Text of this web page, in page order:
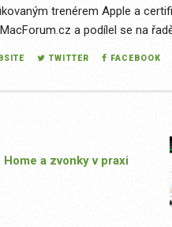
trenérem Apple a
a podílel se na
TWITTER FACEBOOK
a zvonky v praxi